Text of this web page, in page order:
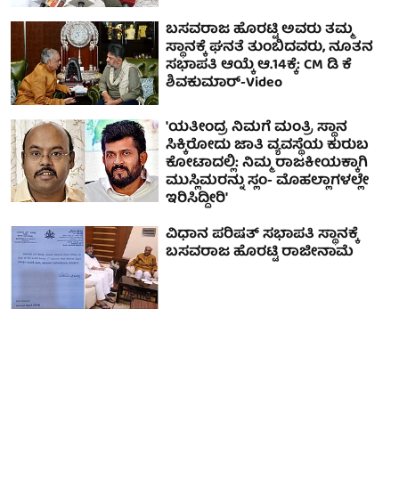
ಬಸವರಾಜ ಹೊರಟ್ಟಿ ಅವರು ತಮ್ಮ
ಸ್ಥಾನಕ್ಕೆ ಘನತೆ ತುಂಬಿದವರು, ನೂತನ
ಸಭಾಪತಿ ಆಯ್ಕೆ ಆ.14ಕ್ಕೆ: CM ಡಿ ಕೆ
ಶಿವಕುಮಾರ್-Video
'ಯತೀಂದ್ರ ನಿಮಗೆ ಮಂತ್ರಿ ಸ್ಥಾನ
ಸಿಕ್ಕಿರೋದು ಜಾತಿ ವ್ಯವಸ್ಥೆಯ ಕುರುಬ
ಕೋಟಾದಲ್ಲಿ: ನಿಮ್ಮ ರಾಜಕೀಯಕ್ಕಾಗಿ
ಮುಸ್ಲಿಮರನ್ನು ಸ್ಲಂ- ಮೊಹಲ್ಲಾಗಳಲ್ಲೇ
ಇರಿಸಿದ್ದೀರಿ'
ವಿಧಾನ ಪರಿಷತ್ ಸಭಾಪತಿ ಸ್ಥಾನಕ್ಕೆ
ಬಸವರಾಜ ಹೊರಟ್ಟಿ ರಾಜೀನಾಮೆ